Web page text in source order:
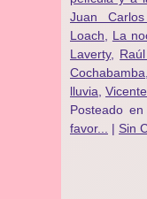
Juan
Loach
La
Laverty,
Cochabamba
lluvia
Posteado
favor...
| Sin